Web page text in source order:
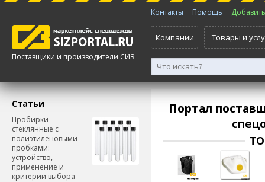
Поставщики и производители СИЗ
Контакты Помощь
Компании Товары и
Статьи
Пробирки
стеклянные с
полиэтиленовыми
пробками:
устройство,
применение и
критерии выбора
Портал